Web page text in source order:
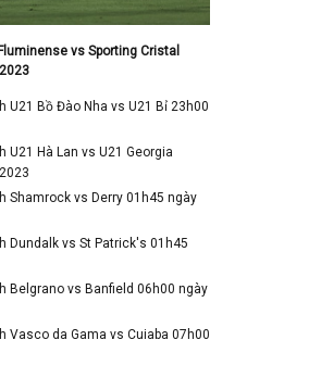
vs Sporting Cristal
U21 Bồ Đào Nha vs U21 Bỉ 23h00
U21 Hà Lan vs U21 Georgia
Shamrock vs Derry 01h45 ngày
Dundalk vs St Patrick's 01h45
Belgrano vs Banfield 06h00 ngày
Vasco da Gama vs Cuiaba 07h00